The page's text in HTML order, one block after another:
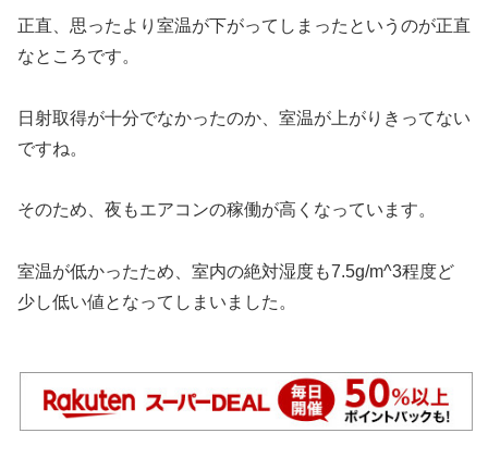
正直、思ったより室温が下がってしまったというのが正直
なところです。
日射取得が十分でなかったのか、室温が上がりきってない
ですね。
そのため、夜もエアコンの稼働が高くなっています。
室温が低かったため、室内の絶対湿度も7.5g/m^3程度ど
少し低い値となってしまいました。